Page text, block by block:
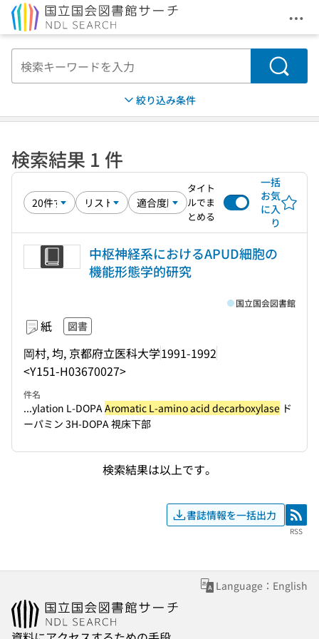
メ
検索
絞り込み条件
検索結果 1 件
タイト
ルでま
とめる
一括
お気
に入
り
中枢神経系におけるAPUD細胞の
機能形態学的研究
紙 図書
岡村, 均, 京都府立医科大学1991-1992
<Y151-H03670027>
国立国会図書館
件名
...ylation L-DOPAAromatic L-amino acid decarboxylase ド
ーパミン 3H-DOPA 視床下部
検索結果は以上です。
書誌情報を一括出力 RSS
RSS
Language：English